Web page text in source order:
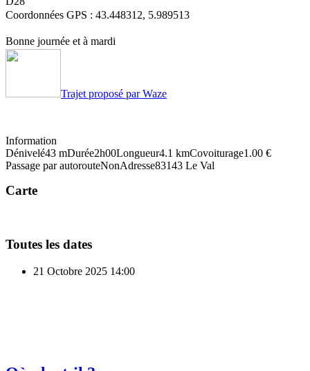
Coordonnées GPS : 43.448312, 5.989513
Bonne journée et à mardi
Trajet proposé par Waze
Information
Dénivelé43 mDurée2h00Longueur4.1 kmCovoiturage1.00 €
Passage par autorouteNonAdresse83143 Le Val
Carte
Toutes les dates
21 Octobre 2025 14:00